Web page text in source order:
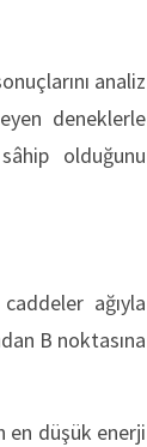
analiz
deneklerle
olduğunu
ağıyla
B noktasına
en düşük enerji